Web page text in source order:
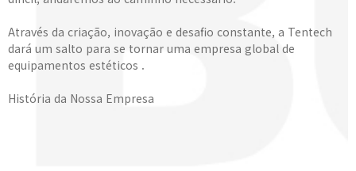
Através da criação, inovação e desafio constante, a Tentech
dará um salto para se tornar uma empresa global de
equipamentos estéticos .
História da Nossa Empresa